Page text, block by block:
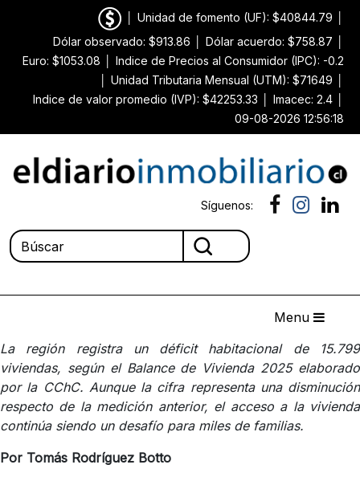
Unidad de fomento (UF): $40844.79
Dólar observado: $913.86
Dólar acuerdo: $758.87
Euro: $1053.08
Indice de Precios al Consumidor (IPC): -0.2
Unidad Tributaria Mensual (UTM): $71649
Indice de valor promedio (IVP): $42253.33
Imacec: 2.4
09-08-2026 12:56:18
Síguenos:
Menu
La región registra un déficit habitacional de 15.799
viviendas, según el Balance de Vivienda 2025 elaborado
por la CChC. Aunque la cifra representa una disminución
respecto de la medición anterior, el acceso a la vivienda
continúa siendo un desafío para miles de familias.
Por Tomás Rodríguez Botto